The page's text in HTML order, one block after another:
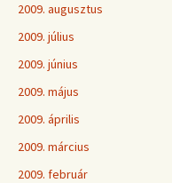
2009. augusztus
2009. július
2009. június
2009. május
2009. április
2009. március
2009. február